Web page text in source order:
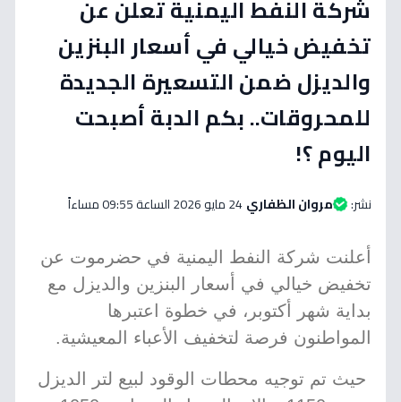
شركة النفط اليمنية تعلن عن
تخفيض خيالي في أسعار البنزين
والديزل ضمن التسعيرة الجديدة
للمحروقات.. بكم الدبة أصبحت
اليوم ؟!
نشر: مروان الظفاري24 مايو 2026 الساعة 09:55 مساءاً
أعلنت شركة النفط اليمنية في حضرموت عن
تخفيض خيالي في أسعار البنزين والديزل مع
بداية شهر أكتوبر، في خطوة اعتبرها
المواطنون فرصة لتخفيف الأعباء المعيشية.
حيث تم توجيه محطات الوقود لبيع لتر الديزل